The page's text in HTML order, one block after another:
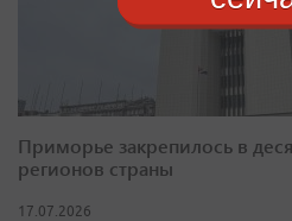
Приморье закрепилось в
регионов страны
17.07.2026